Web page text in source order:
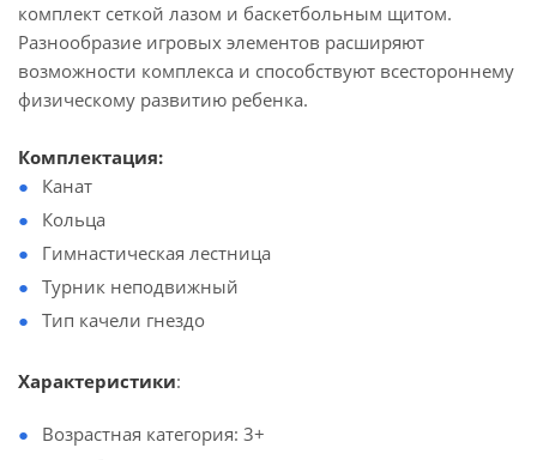
комплект сеткой лазом и баскетбольным щитом.
Разнообразие игровых элементов расширяют
возможности комплекса и способствуют всестороннему
физическому развитию ребенка.
Комплектация:
Канат
Кольца
Гимнастическая лестница
Турник неподвижный
Тип качели гнездо
Характеристики:
Возрастная категория: 3+